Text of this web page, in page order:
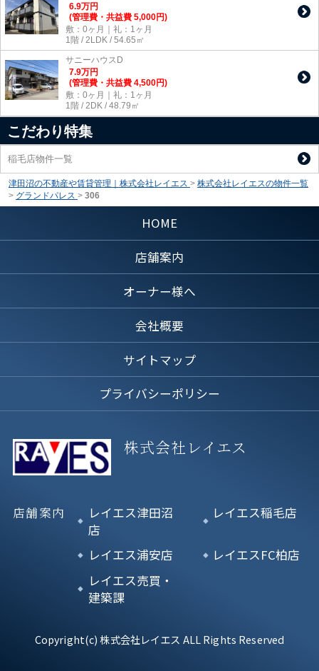
6.9万円
(管理費・共益費 5,000円)
敷：0ヶ月｜礼：1ヶ月
1階 / 2LDK / 54.65㎡
サニーハウスD
7.9万円
(管理費・共益費 4,500円)
敷：0ヶ月｜礼：1ヶ月
1階 / 2DK / 48.79㎡
こだわり特集
稲毛店物件一覧
津田沼の不動産や賃貸管理｜株式会社レイエス > 株式会社レイエスの物件一覧
> グランドパレス > 306
HOME
店舗案内
オーナー様へ
会社概要
サイトマップ
プライバシーポリシー
株式会社レイエス
店舗案内
レイエス津田沼
店
レイエス稲毛店
レイエス浦安店
レイエスFC柏店
レイエス売買・
建築課
Copyright(c) 株式会社レイエス ALL Rights Reserved